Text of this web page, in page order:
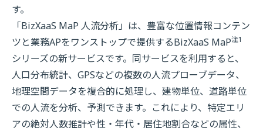
す。
「BizXaaS MaP 人流分析」は、豊富な位置情報コンテン
ツと業務APをワンストップで提供するBizXaaS MaP注1
シリーズの新サービスです。同サービスを利用すると、
人口分布統計、GPSなどの複数の人流プローブデータ、
地理空間データを複合的に処理し、建物単位、道路単位
での人流を分析、予測できます。これにより、特定エリ
アの絶対人数推計や性・年代・居住地割合などの属性、